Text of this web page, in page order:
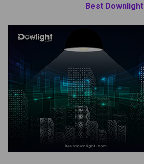
Best Downlight